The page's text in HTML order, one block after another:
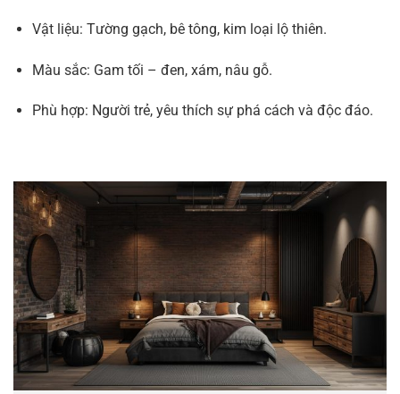
Vật liệu: Tường gạch, bê tông, kim loại lộ thiên.
Màu sắc: Gam tối – đen, xám, nâu gỗ.
Phù hợp: Người trẻ, yêu thích sự phá cách và độc đáo.